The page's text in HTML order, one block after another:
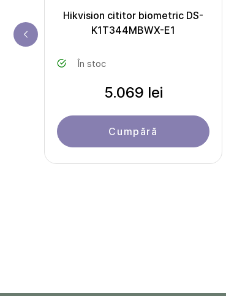
Hikvision cititor biometric DS-
K1T344MBWX-E1
În stoc
5.069 lei
Cumpără